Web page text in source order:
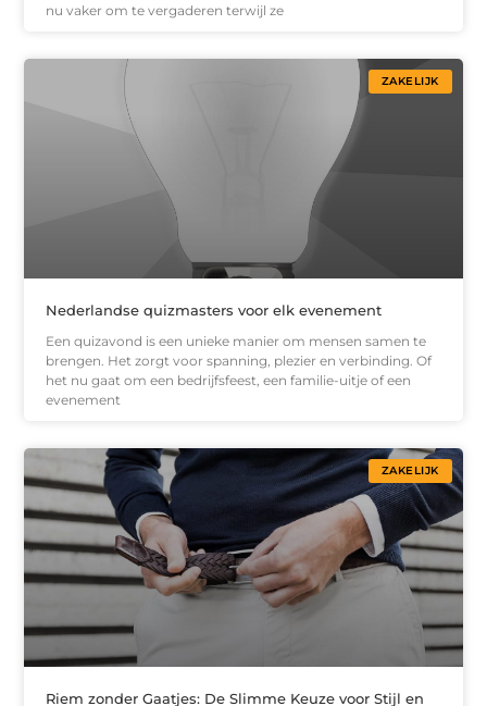
nu vaker om te vergaderen terwijl ze
ZAKELIJK
Nederlandse quizmasters voor elk evenement
Een quizavond is een unieke manier om mensen samen te
brengen. Het zorgt voor spanning, plezier en verbinding. Of
het nu gaat om een bedrijfsfeest, een familie-uitje of een
evenement
ZAKELIJK
Riem zonder Gaatjes: De Slimme Keuze voor Stijl en